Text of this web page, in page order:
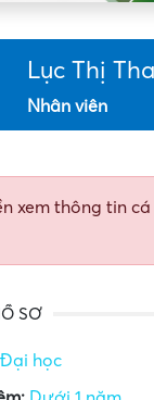
Lục Thị
Nhân viên
xem thông tin
SƠ
Đại học